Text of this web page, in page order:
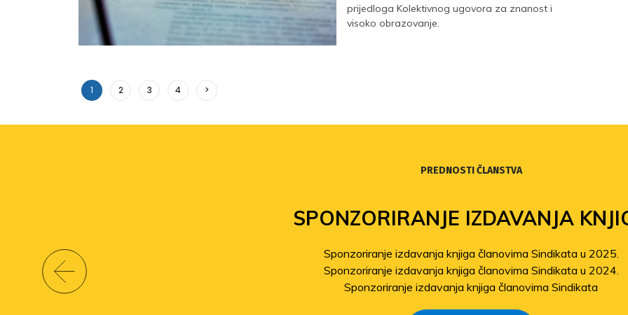
prijedloga Kolektivnog ugovora za znanost i
visoko obrazovanje.
1 2 3 4 >
PREDNOSTI ČLANSTVA
SPONZORIRANJE IZDAVANJA
Sponzoriranje izdavanja knjiga članovima Sindikata u 2025.
Sponzoriranje izdavanja knjiga članovima Sindikata u 2024.
Sponzoriranje izdavanja knjiga članovima Sindikata